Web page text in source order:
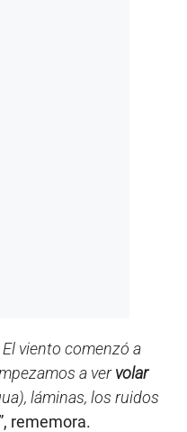
viento comenzó a
a vervolar
láminas, los ruidos
rememora.